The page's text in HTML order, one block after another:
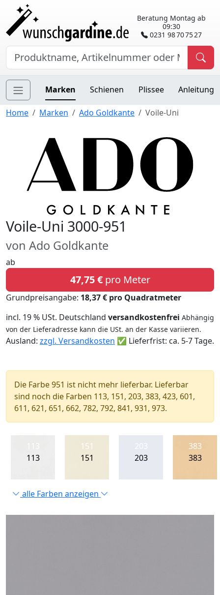
Beratung Montag ab
09:30
0231 98 70 75 27
Marken Schienen Plissee Anleitung
Home Marken Ado Goldkante Voile-Uni
Voile-Uni 3000-951
von Ado Goldkante
ab
47,75 €pro Meter
Grundpreisangabe: 18,37 € pro Quadratmeter
incl. 19 % USt. Deutschland versandkostenfrei Abhängig
von der Lieferadresse kann die USt. an der Kasse variieren.
Ausland: zzgl. Versandkosten ✅ Lieferfrist: ca. 5-7 Tage.
Die Farbe 951 ist nicht mehr lieferbar. Lieferbar
sind noch die Farben 113, 151, 203, 383, 423, 601,
611, 621, 651, 662, 782, 792, 841, 931, 973.
113
151
151
203
203
383
383
alle Farben anzeigen